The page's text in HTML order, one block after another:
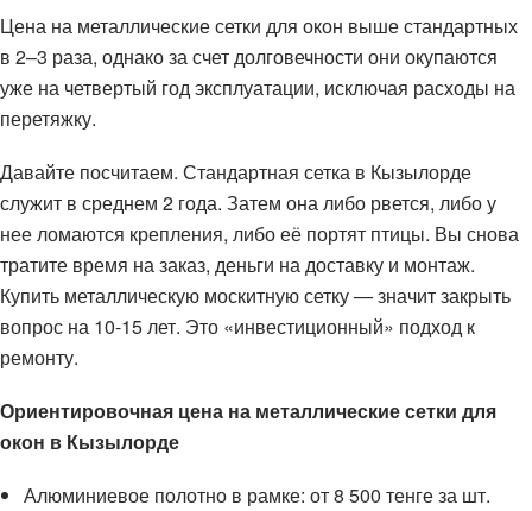
Цена на металлические сетки для окон выше стандартных
в 2–3 раза, однако за счет долговечности они окупаются
уже на четвертый год эксплуатации, исключая расходы на
перетяжку.
Давайте посчитаем. Стандартная сетка в Кызылорде
служит в среднем 2 года. Затем она либо рвется, либо у
нее ломаются крепления, либо её портят птицы. Вы снова
тратите время на заказ, деньги на доставку и монтаж.
Купить металлическую москитную сетку — значит закрыть
вопрос на 10-15 лет. Это «инвестиционный» подход к
ремонту.
Ориентировочная цена на металлические сетки для
окон в Кызылорде
Алюминиевое полотно в рамке: от 8 500 тенге за шт.